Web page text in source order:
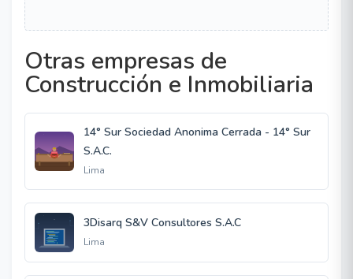
Otras empresas de
Construcción e Inmobiliaria
14° Sur Sociedad Anonima Cerrada - 14° Sur
S.A.C.
Lima
3Disarq S&V Consultores S.A.C
Lima